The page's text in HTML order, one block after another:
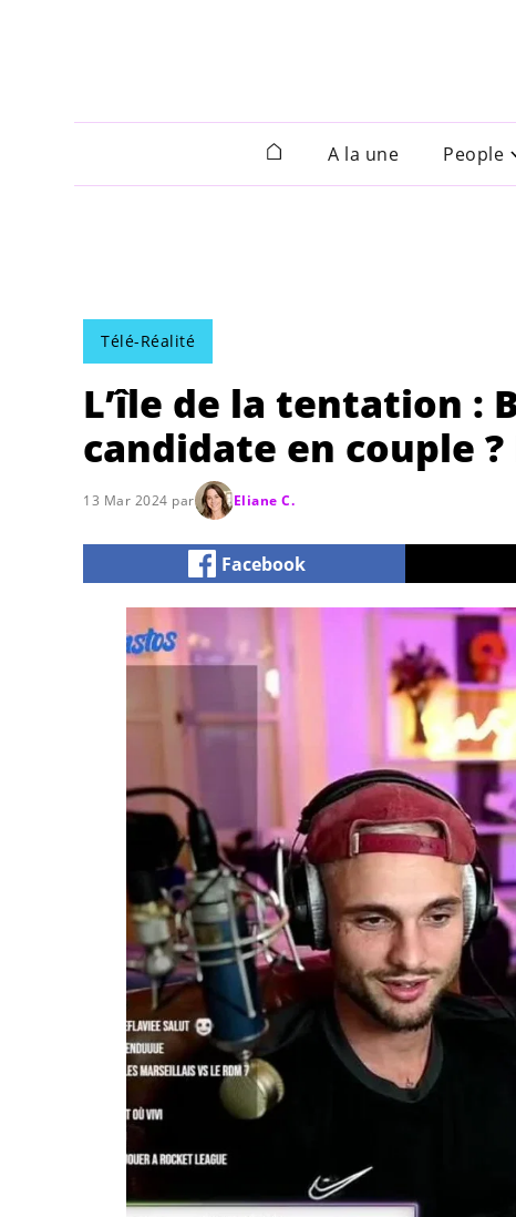
A la une People
Télé-Réalité
L’île de la tentation :
candidate en couple
13 Mar 2024 par Eliane C.
Facebook